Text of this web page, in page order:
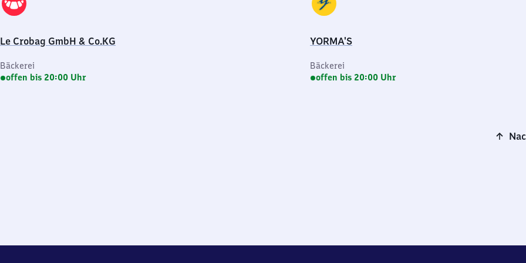
Le Crobag GmbH & Co.KG
Bäckerei
offen bis 20:00 Uhr
YORMA'S
Bäckerei
offen bis 20:00 Uhr